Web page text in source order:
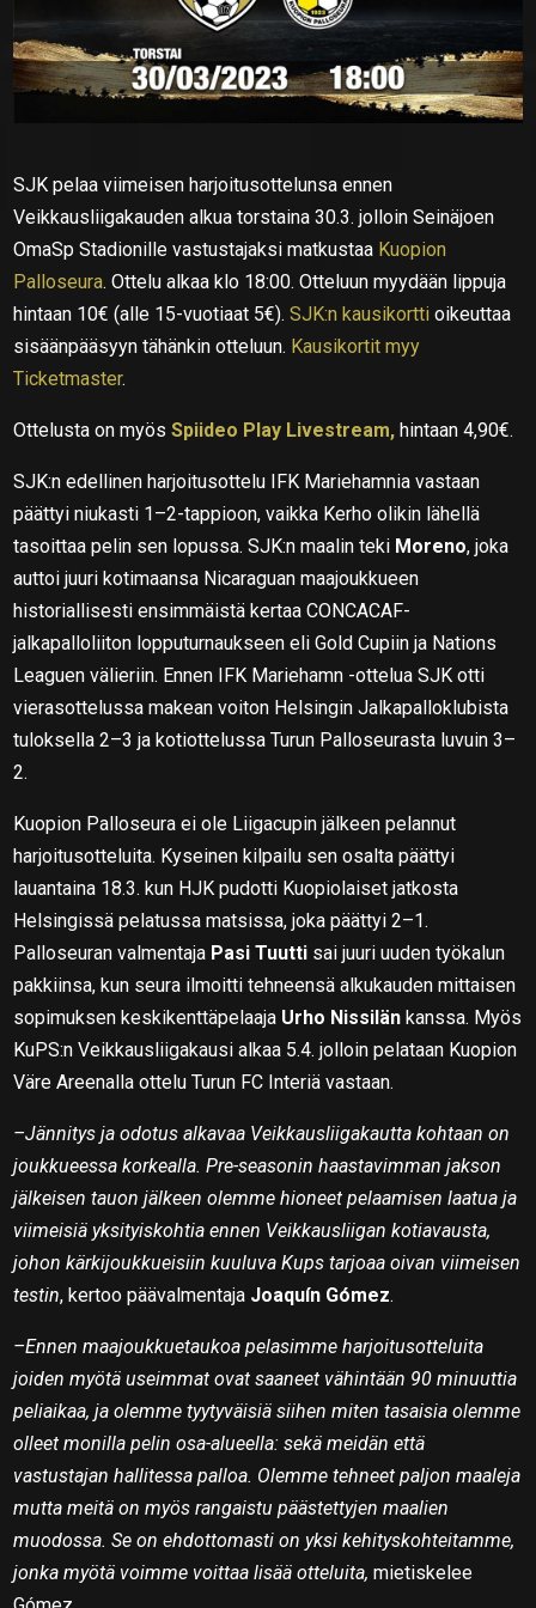
SJK pelaa viimeisen harjoitusottelunsa ennen
Veikkausliigakauden alkua torstaina 30.3. jolloin Seinäjoen
OmaSp Stadionille vastustajaksi matkustaa Kuopion
Palloseura. Ottelu alkaa klo 18:00. Otteluun myydään lippuja
hintaan 10€ (alle 15-vuotiaat 5€).SJK:n kausikortti oikeuttaa
sisäänpääsyyn tähänkin otteluun. Kausikortit myy
Ticketmaster.
Ottelusta on myös Spiideo Play Livestream, hintaan 4,90€.
SJK:n edellinen harjoitusottelu IFK Mariehamnia vastaan
päättyi niukasti 1–2-tappioon, vaikka Kerho olikin lähellä
tasoittaa pelin sen lopussa. SJK:n maalin teki Moreno, joka
auttoi juuri kotimaansa Nicaraguan maajoukkueen
historiallisesti ensimmäistä kertaa CONCACAF-
jalkapalloliiton lopputurnaukseen eli Gold Cupiin ja Nations
Leaguen välieriin. Ennen IFK Mariehamn -ottelua SJK otti
vierasottelussa makean voiton Helsingin Jalkapalloklubista
tuloksella 2–3 ja kotiottelussa Turun Palloseurasta luvuin 3–
2.
Kuopion Palloseura ei ole Liigacupin jälkeen pelannut
harjoitusotteluita. Kyseinen kilpailu sen osalta päättyi
lauantaina 18.3. kun HJK pudotti Kuopiolaiset jatkosta
Helsingissä pelatussa matsissa, joka päättyi 2–1.
Palloseuran valmentaja Pasi Tuutti sai juuri uuden työkalun
pakkiinsa, kun seura ilmoitti tehneensä alkukauden mittaisen
sopimuksen keskikenttäpelaaja Urho Nissilän kanssa. Myös
KuPS:n Veikkausliigakausi alkaa 5.4. jolloin pelataan Kuopion
Väre Areenalla ottelu Turun FC Interiä vastaan.
–Jännitys ja odotus alkavaa Veikkausliigakautta kohtaan on
joukkueessa korkealla. Pre-seasonin haastavimman jakson
jälkeisen tauon jälkeen olemme hioneet pelaamisen laatua ja
viimeisiä yksityiskohtia ennen Veikkausliigan kotiavausta,
johon kärkijoukkueisiin kuuluva Kups tarjoaa oivan viimeisen
testin, kertoo päävalmentaja Joaquín Gómez.
–Ennen maajoukkuetaukoa pelasimme harjoitusotteluita
joiden myötä useimmat ovat saaneet vähintään 90 minuuttia
peliaikaa, ja olemme tyytyväisiä siihen miten tasaisia olemme
olleet monilla pelin osa-alueella: sekä meidän että
vastustajan hallitessa palloa. Olemme tehneet paljon maaleja
mutta meitä on myös rangaistu päästettyjen maalien
muodossa. Se on ehdottomasti on yksi kehityskohteitamme,
jonka myötä voimme voittaa lisää otteluita,mietiskelee